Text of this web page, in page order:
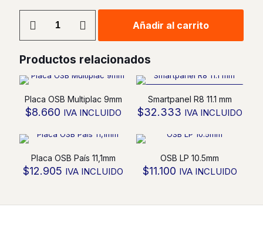
18,1MM
Añadir al carrito
Productos relacionados
Placa OSB Multiplac 9mm
$8.660 IVA INCLUIDO
UNID
Smartpanel R8 11.1 mm
$32.333 IVA INCLUIDO
Placa OSB País 11,1mm
$12.905 IVA INCLUIDO
OSB LP 10.5mm
$11.100 IVA INCLUIDO